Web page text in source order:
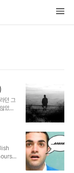
던 그
았는
이
아팠
는 것
지누
들었
것을
좀